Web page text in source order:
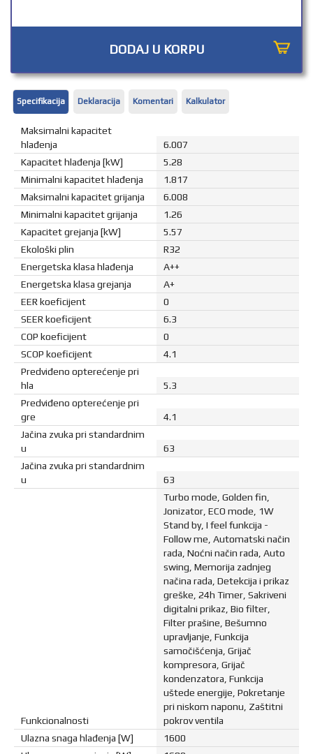
DODAJ U KORPU
Specifikacija Deklaracija Komentari Kalkulator
Maksimalni kapacitet
hlađenja
6.007
Kapacitet hlađenja [kW]
5.28
Minimalni kapacitet hlađenja
1.817
Maksimalni kapacitet grijanja
6.008
Minimalni kapacitet grijanja
1.26
Kapacitet grejanja [kW]
5.57
Ekološki plin
R32
Energetska klasa hlađenja
A++
Energetska klasa grejanja
A+
EER koeficijent
0
SEER koeficijent
6.3
COP koeficijent
0
SCOP koeficijent
4.1
Predviđeno opterećenje pri
hla
5.3
Predviđeno opterećenje pri
gre
4.1
Jačina zvuka pri standardnim
u
63
Jačina zvuka pri standardnim
u
63
Funkcionalnosti
Turbo mode, Golden fin,
Jonizator, ECO mode, 1W
Stand by, I feel funkcija -
Follow me, Automatski način
rada, Noćni način rada, Auto
swing, Memorija zadnjeg
načina rada, Detekcija i prikaz
greške, 24h Timer, Sakriveni
digitalni prikaz, Bio filter,
Filter prašine, Bešumno
upravljanje, Funkcija
samočišćenja, Grijač
kompresora, Grijač
kondenzatora, Funkcija
uštede energije, Pokretanje
pri niskom naponu, Zaštitni
pokrov ventila
Ulazna snaga hlađenja [W]
1600